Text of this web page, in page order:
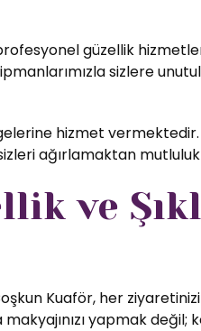
güzellik
sizlere
hizmet vermektedir.
ağırlamaktan
ve
Kuaför, her ziyaretinizi
yapmak değil;